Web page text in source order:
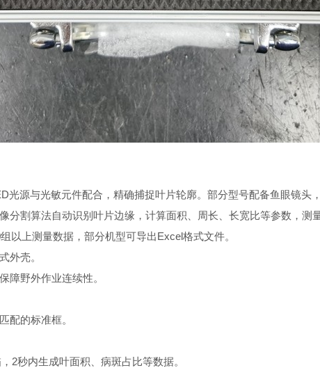
源与光敏元件配合，精确捕捉叶片轮廓。部分型号配备鱼眼镜头，
割算法自动识别叶片边缘，计算面积、周长、长宽比等参数，测量
上测量数据，部分机型可导出Excel格式文件。
外壳。
野外作业连续性。
的标准框。
秒内生成叶面积、病斑占比等数据。